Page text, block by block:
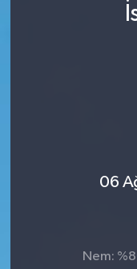
06
Nem: